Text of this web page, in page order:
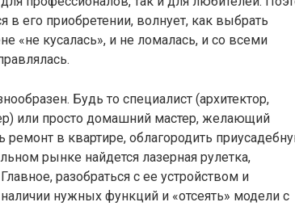
его приобретении, волнует, как выбрать
«не кусалась», и не ломалась, и со всеми
Будь то специалист (архитектор,
или просто домашний мастер, желающий
ремонт в квартире, облагородить
рынке найдется лазерная рулетка,
разобраться с ее устройством и
нужных функций и «отсеять» модели с